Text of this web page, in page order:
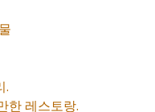
.
한 레스토랑.